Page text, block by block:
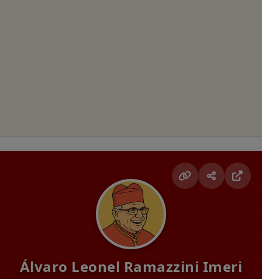
Álvaro Leonel Ramazzini Imeri